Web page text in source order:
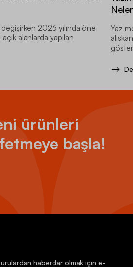
değişirken 2026 yılında öne
alanlarda yapılan
Yaz
ürünleri
başla!
haberdar olmak için e-